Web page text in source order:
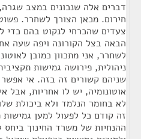
דברים אלה שנכונים במצב
חירום. מכאן הצורך לשחרר.
צעדים שהכרחי לנקוט בהם כדי
הבאה בצל הקורונה ויפה שעה
לשחרר, אני מתכוון כמובן
ניהולית, פירושה גמישות
שניהם קשורים זה בזה. אי
אוטונומיה, יש לו אחריות, אבל
לא בחומר הנלמד ולא ביכולת
זה קודם כל לפעול למען
ההנחיות של משרד החינוך